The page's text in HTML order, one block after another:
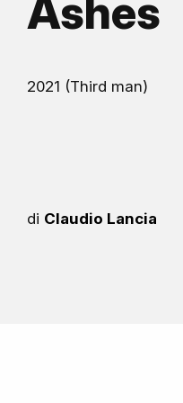
Ashes
2021 (Third man)
di Claudio Lancia